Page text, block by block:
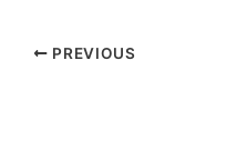
PREVIOUS